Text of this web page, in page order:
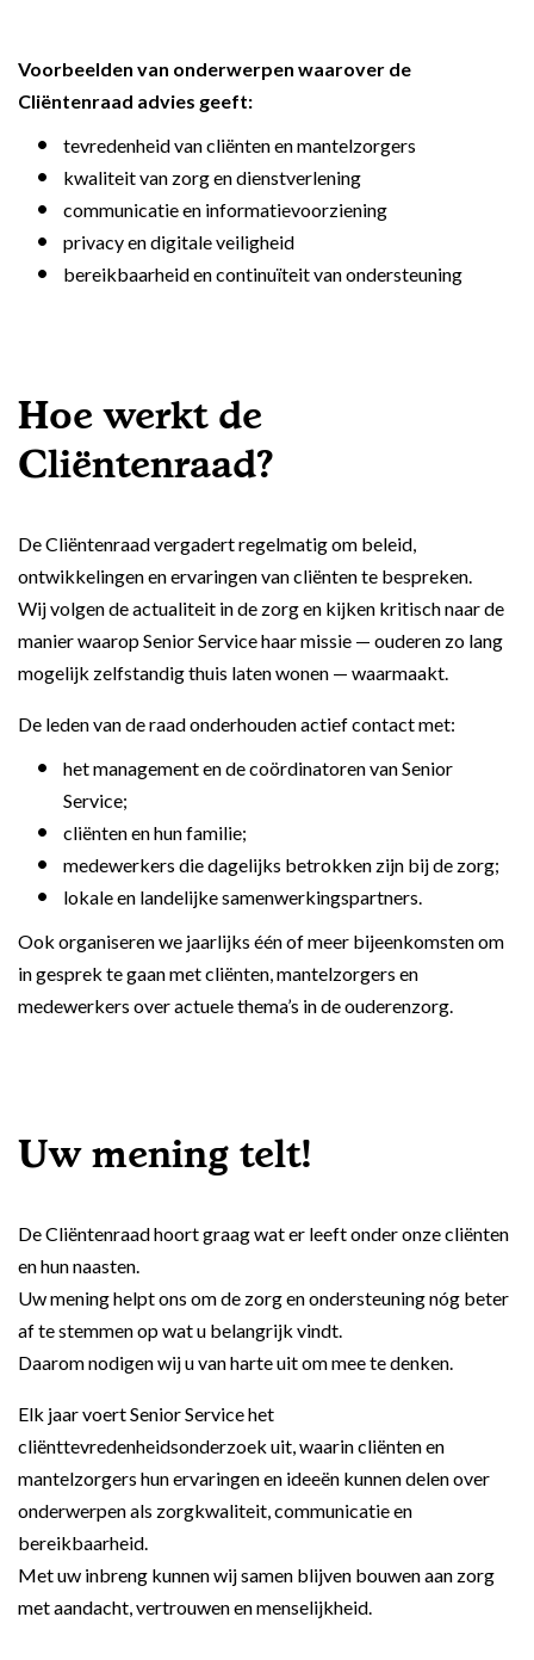
Voorbeelden van onderwerpen waarover de
Cliëntenraad advies geeft:
tevredenheid van cliënten en mantelzorgers
kwaliteit van zorg en dienstverlening
communicatie en informatievoorziening
privacy en digitale veiligheid
bereikbaarheid en continuïteit van ondersteuning
Hoe werkt de
Cliëntenraad?
De Cliëntenraad vergadert regelmatig om beleid,
ontwikkelingen en ervaringen van cliënten te bespreken.
Wij volgen de actualiteit in de zorg en kijken kritisch naar de
manier waarop Senior Service haar missie — ouderen zo lang
mogelijk zelfstandig thuis laten wonen — waarmaakt.
De leden van de raad onderhouden actief contact met:
het management en de coördinatoren van Senior
Service;
cliënten en hun familie;
medewerkers die dagelijks betrokken zijn bij de zorg;
lokale en landelijke samenwerkingspartners.
Ook organiseren we jaarlijks één of meer bijeenkomsten om
in gesprek te gaan met cliënten, mantelzorgers en
medewerkers over actuele thema’s in de ouderenzorg.
Uw mening telt!
De Cliëntenraad hoort graag wat er leeft onder onze cliënten
en hun naasten.
Uw mening helpt ons om de zorg en ondersteuning nóg beter
af te stemmen op wat u belangrijk vindt.
Daarom nodigen wij u van harte uit om mee te denken.
Elk jaar voert Senior Service het
cliënttevredenheidsonderzoek uit, waarin cliënten en
mantelzorgers hun ervaringen en ideeën kunnen delen over
onderwerpen als zorgkwaliteit, communicatie en
bereikbaarheid.
Met uw inbreng kunnen wij samen blijven bouwen aan zorg
met aandacht, vertrouwen en menselijkheid.